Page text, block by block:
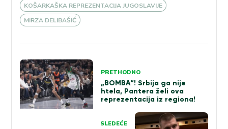
KOŠARKAŠKA REPREZENTACIJA JUGOSLAVIJE
MIRZA DELIBAŠIĆ
Kretanje
članka
PRETHODNO
„BOMBA“! Srbija ga nije
htela, Pantera želi ova
reprezentacija iz regiona!
SLEDEĆE